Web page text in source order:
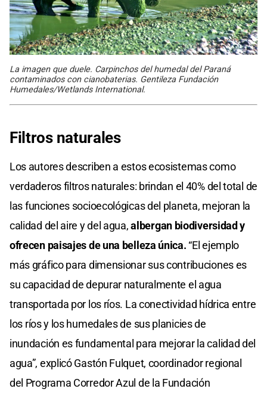
La imagen que duele. Carpinchos del humedal del Paraná
contaminados con cianobaterias. Gentileza Fundación
Humedales/Wetlands International.
Filtros naturales
Los autores describen a estos ecosistemas como
verdaderos filtros naturales: brindan el 40% del total de
las funciones socioecológicas del planeta, mejoran la
calidad del aire y del agua,albergan biodiversidad y
ofrecen paisajes de una belleza única. “El ejemplo
más gráfico para dimensionar sus contribuciones es
su capacidad de depurar naturalmente el agua
transportada por los ríos. La conectividad hídrica entre
los ríos y los humedales de sus planicies de
inundación es fundamental para mejorar la calidad del
agua”, explicó Gastón Fulquet, coordinador regional
del Programa Corredor Azul de la Fundación